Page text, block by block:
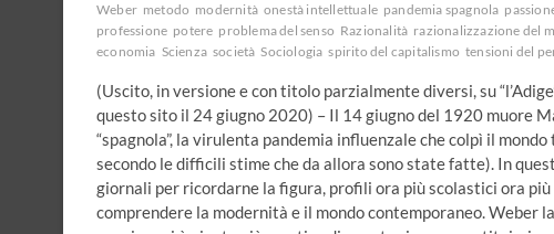
Weber metodo modernità onestà intellettuale pandemia spagnola
professione potere problema del senso Razionalità razionalizzazione del
economia Scienza società Sociologia spirito del capitalismo tensioni del
(Uscito, in versione e con titolo parzialmente diversi, su
questo sito il 24 giugno 2020) – Il 14 giugno del 1920 muore
“spagnola”, la virulenta pandemia influenzale che colpì il
secondo le difficili stime che da allora sono state fatte). In
giornali per ricordarne la figura, profili ora più scolastici ora
comprendere la modernità e il mondo contemporaneo. Weber